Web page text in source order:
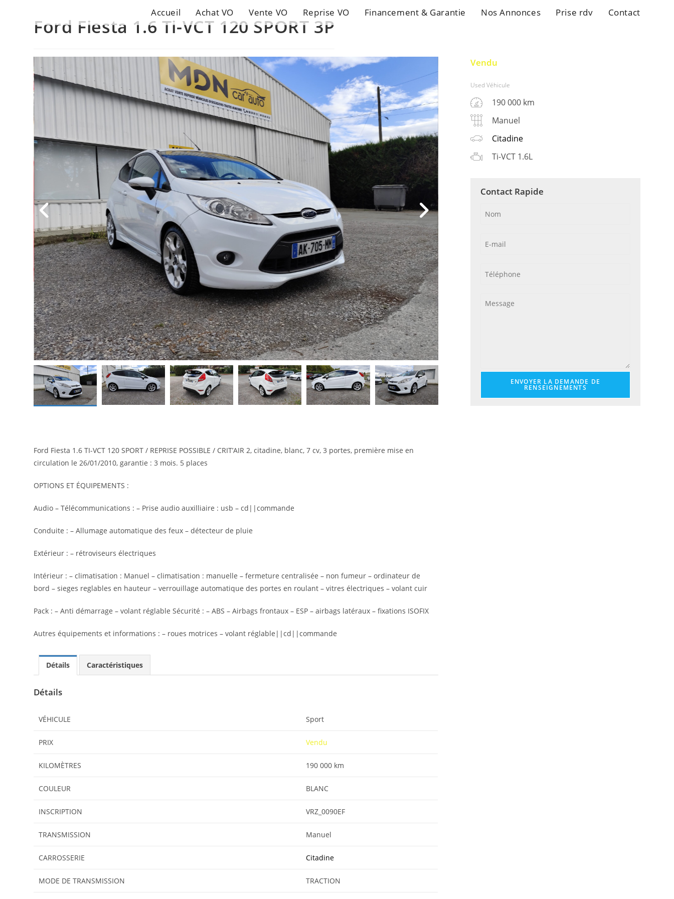
Accueil Achat VO Vente VO Reprise VO Financement & Garantie Nos Annonces Prise rdv Contact
Ford Fiesta 1.6 Ti-VCT 120 SPORT 3P
Ford Fiesta 1.6 TI-VCT 120 SPORT / REPRISE POSSIBLE / CRIT’AIR 2, citadine, blanc, 7 cv, 3 portes, première mise en
circulation le 26/01/2010, garantie : 3 mois. 5 places
OPTIONS ET ÉQUIPEMENTS :
Audio – Télécommunications : – Prise audio auxilliaire : usb – cd||commande
Conduite : – Allumage automatique des feux – détecteur de pluie
Extérieur : – rétroviseurs électriques
Intérieur : – climatisation : Manuel – climatisation : manuelle – fermeture centralisée – non fumeur – ordinateur de
bord – sieges reglables en hauteur – verrouillage automatique des portes en roulant – vitres électriques – volant cuir
Pack : – Anti démarrage – volant réglable Sécurité : – ABS – Airbags frontaux – ESP – airbags latéraux – fixations ISOFIX
Autres équipements et informations : – roues motrices – volant réglable||cd||commande
Détails Caractéristiques
Détails
VÉHICULE Sport
PRIX Vendu
KILOMÈTRES 190 000 km
COULEUR BLANC
INSCRIPTION VRZ_0090EF
TRANSMISSION Manuel
CARROSSERIE Citadine
MODE DE TRANSMISSION TRACTION
Vendu
Used Véhicule
190 000 km
Manuel
Citadine
Ti-VCT 1.6L
Contact Rapide
ENVOYER LA DEMANDE DE
RENSEIGNEMENTS